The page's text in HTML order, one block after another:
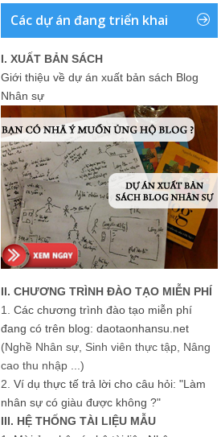
Các dự án đang triển khai
I. XUẤT BẢN SÁCH
Giới thiệu về dự án xuất bản sách Blog
Nhân sự
II. CHƯƠNG TRÌNH ĐÀO TẠO MIỄN PHÍ
1. Các chương trình đào tạo miễn phí
đang có trên blog: daotaonhansu.net
(Nghề Nhân sự, Sinh viên thực tập, Nâng
cao thu nhập ...)
2. Ví dụ thực tế trả lời cho câu hỏi: "Làm
nhân sự có giàu được không ?"
III. HỆ THỐNG TÀI LIỆU MẪU